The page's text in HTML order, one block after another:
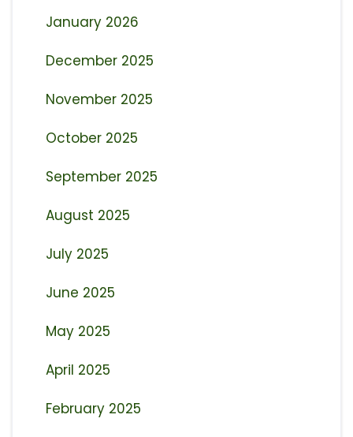
January 2026
December 2025
November 2025
October 2025
September 2025
August 2025
July 2025
June 2025
May 2025
April 2025
February 2025